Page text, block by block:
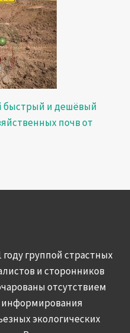
быстрый и дешёвый
почв от
группой страстных
и сторонников
отсутствием
экологических